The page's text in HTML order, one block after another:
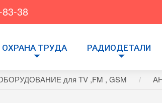
38
ОХРАНА ТРУДА РАДИОДЕТАЛИ
для TV ,FM , GSM